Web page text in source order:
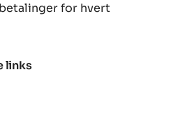
for hvert
links